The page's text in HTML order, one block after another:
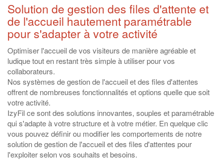
Solution de gestion des files d'attente et
de l'accueil hautement paramétrable
pour s'adapter à votre activité
Optimiser l'accueil de vos visiteurs de manière agréable et
ludique tout en restant très simple à utiliser pour vos
collaborateurs.
Nos systèmes de gestion de l'accueil et des files d'attentes
offrent de nombreuses fonctionnalités et options quelle que soit
votre activité.
IzyFil ce sont des solutions innovantes, souples et paramétrable
qui s'adapte à votre structure et à votre métier. En quelque clic
vous pouvez définir ou modifier les comportements de notre
solution de gestion de l'accueil et des files d'attentes pour
l'exploiter selon vos souhaits et besoins.